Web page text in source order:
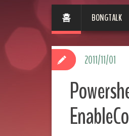
홈 BONGTALK
2011/11/01